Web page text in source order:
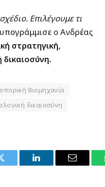
Επιλέγουμε τι
ο Ανδρέας
στρατηγική,
Βιομηχανία
δικαιοσύνη
Twitter LinkedIn Email